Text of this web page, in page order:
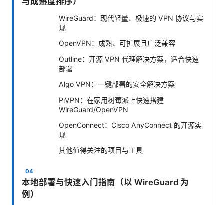
WireGuard：现代轻量、极速的 VPN 协议与实
现
OpenVPN：成熟、可扩展且广泛兼容
Outline：开源 VPN 代理解决方案，适合快速
部署
Algo VPN：一键部署的安全解决方案
PiVPN：在家用树莓派上快速搭建
WireGuard/OpenVPN
OpenConnect：Cisco AnyConnect 的开源实
现
其他值得关注的项目与工具
本地部署与快速入门指南（以 WireGuard 为
例）